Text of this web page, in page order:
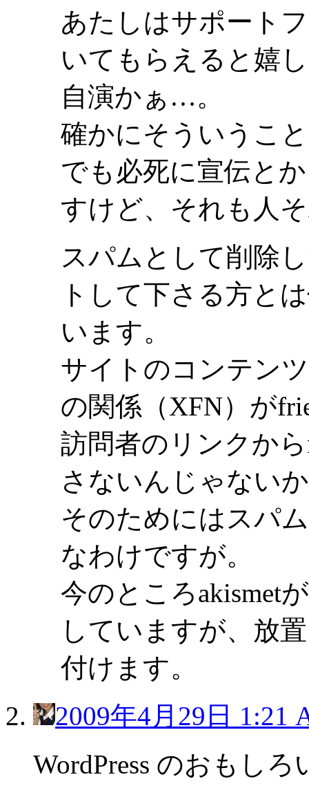
あたしはサポート
いてもらえると嬉
自演かぁ…。
確かにそういうこ
でも必死に宣伝と
すけど、それも人
スパムとして削除
トして下さる方と
います。
サイトのコンテン
の関係（XFN）が
訪問者のリンクか
さないんじゃない
そのためにはスパ
なわけですが。
今のところakismet
していますが、放
付けます。
2009年4月29日 1:21
WordPress のおもし